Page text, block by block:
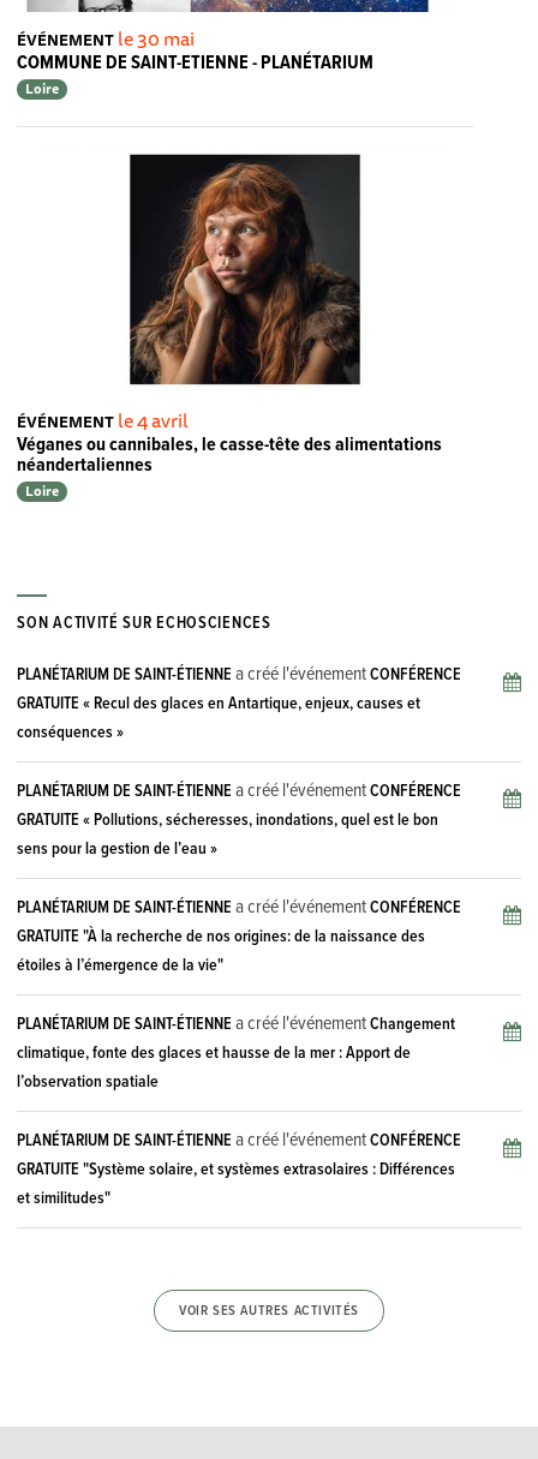
ÉVÉNEMENT le 30 mai
COMMUNE DE SAINT-ETIENNE - PLANÉTARIUM
Loire
ÉVÉNEMENT le 4 avril
Véganes ou cannibales, le casse-tête des alimentations
néandertaliennes
Loire
SON ACTIVITÉ SUR ECHOSCIENCES
PLANÉTARIUM DE SAINT-ÉTIENNE a créé l'événementCONFÉRENCE
GRATUITE « Recul des glaces en Antartique, enjeux, causes et
conséquences »
PLANÉTARIUM DE SAINT-ÉTIENNE a créé l'événementCONFÉRENCE
GRATUITE « Pollutions, sécheresses, inondations, quel est le bon
sens pour la gestion de l’eau »
PLANÉTARIUM DE SAINT-ÉTIENNE a créé l'événementCONFÉRENCE
GRATUITE "À la recherche de nos origines: de la naissance des
étoiles à l’émergence de la vie"
PLANÉTARIUM DE SAINT-ÉTIENNE a créé l'événementChangement
climatique, fonte des glaces et hausse de la mer : Apport de
l’observation spatiale
PLANÉTARIUM DE SAINT-ÉTIENNE a créé l'événementCONFÉRENCE
GRATUITE "Système solaire, et systèmes extrasolaires : Différences
et similitudes"
VOIR SES AUTRES ACTIVITÉS